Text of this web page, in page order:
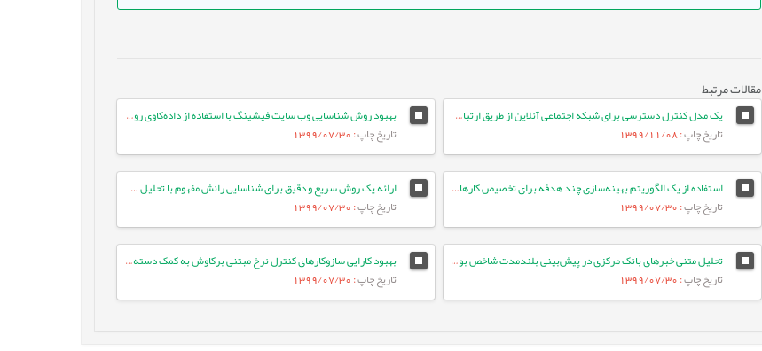
مقالات مرتبط
یک مدل کنترل دسترسی برای شبکه اجتماعی آنلاین از طریق ارتباطات کاربربه‌کاربر
تاریخ چاپ: 1399/11/08
بهبود روش شناسایی وب سایت فیشینگ با استفاده از داده‌کاوی روی صفحات وب
تاریخ چاپ: 1399/07/30
استفاده از یک الگوریتم بهینه‌سازی چند هدفه برای تخصیص کارها در سیستم‌های مبتنی بر ابر با هدف کاهش انرژی مصرفی
تاریخ چاپ: 1399/07/30
ارائه یک روش سریع و دقیق برای شناسایی رانش مفهوم با تحلیل سابقه‌ی رویدادها
تاریخ چاپ: 1399/07/30
تحلیل متنی خبرهای بانک مرکزی در پیش‌بینی بلندمدت شاخص بورس اوراق بهادار تهران
تاریخ چاپ: 1399/07/30
بهبود کارایی سازوکارهای کنترل نرخ مبتنی برکاوش به کمک دسته-بندی: ارزیابی بر روی بستر آزمایشی شبکه¬های بی¬سیم محلی پرسرعت
تاریخ چاپ: 1399/07/30